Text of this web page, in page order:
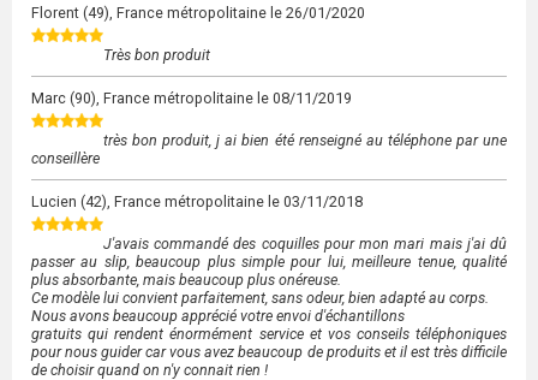
Florent (49), France métropolitaine le 26/01/2020
Très bon produit
Marc (90), France métropolitaine le 08/11/2019
très bon produit, j ai bien été renseigné au téléphone par une
conseillère
Lucien (42), France métropolitaine le 03/11/2018
J'avais commandé des coquilles pour mon mari mais j'ai dû
passer au slip, beaucoup plus simple pour lui, meilleure tenue, qualité
plus absorbante, mais beaucoup plus onéreuse.
Ce modèle lui convient parfaitement, sans odeur, bien adapté au corps.
Nous avons beaucoup apprécié votre envoi d'échantillons
gratuits qui rendent énormément service et vos conseils téléphoniques
pour nous guider car vous avez beaucoup de produits et il est très difficile
de choisir quand on n'y connait rien !